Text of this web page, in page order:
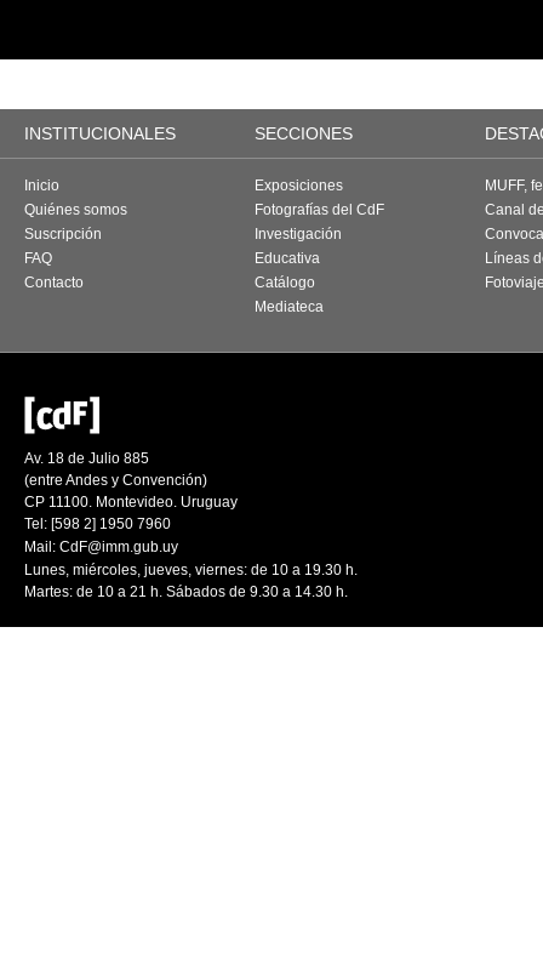
INSTITUCIONALES SECCIONES
Inicio
Quiénes somos
Suscripción
FAQ
Contacto
Exposiciones
Fotografías del CdF
Investigación
Educativa
Catálogo
Mediateca
MUFF,
Canal
Líneas
Av. 18 de Julio 885
(entre Andes y Convención)
CP 11100. Montevideo. Uruguay
Tel: [598 2] 1950 7960
Mail: CdF@imm.gub.uy
Lunes, miércoles, jueves, viernes: de 10 a 19.30 h.
Martes: de 10 a 21 h. Sábados de 9.30 a 14.30 h.